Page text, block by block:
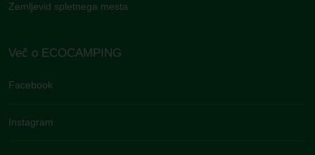
Zemljevid spletnega mesta
Več o ECOCAMPING
Facebook
Instagram